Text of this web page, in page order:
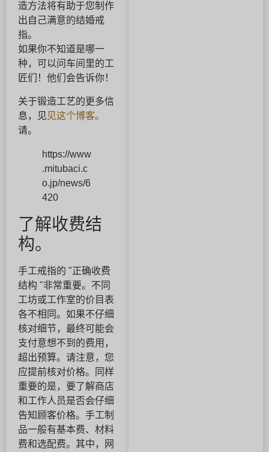
造方法将有助于您制作
出自己满意的结婚戒
指。
如果你不知道是哪一
种，可以问车间里的工
匠们！他们会告诉你！
关于锻造工艺的更多信
息，见见这个博客。
请。
https://www
.mitubaci.c
o.jp/news/6
420
了解收费结
构。
手工戒指的 "正确收费
结构 "非常重要。不同
工坊或工作室的价目表
各不相同。如果不仔细
核对细节，最终可能会
支付意想不到的费用，
超出预算。请注意，您
应提前核对价格。同样
重要的是，要了解商店
和工作人员是否会仔细
告知顾客价格。手工制
品一般有基本费、材料
费和选配费。其中，网